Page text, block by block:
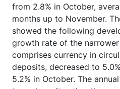
from 2.8% in October,
months up to November.
showed the following
growth rate of the
comprises currency in
deposits, decreased to
5.2% in October. The